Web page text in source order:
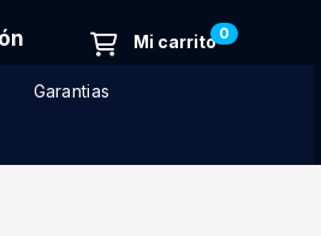
0
Garantias